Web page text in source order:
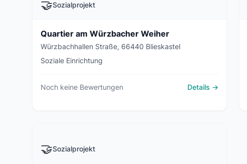
🤝Sozialprojekt
Quartier am Würzbacher Weiher
Würzbachhallen Straße, 66440 Blieskastel
Soziale Einrichtung
Noch keine Bewertungen Details →
🤝Sozialprojekt